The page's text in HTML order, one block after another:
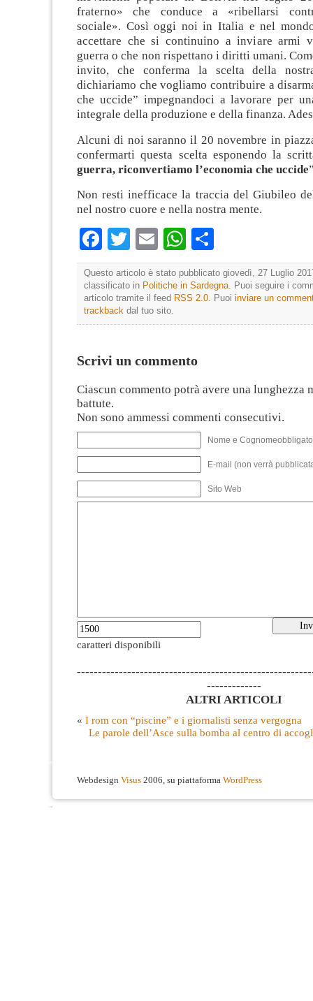
fraterno» che conduce a «ribellarsi
sociale». Così oggi noi in Italia e nel
accettare che si continuino a inviare armi
guerra o che non rispettano i diritti umani.
invito, che conferma la scelta della
dichiariamo che vogliamo contribuire a
che uccide” impegnandoci a lavorare per
integrale della produzione e della finanza.
Alcuni di noi saranno il 20 novembre in
confermarti questa scelta esponendo la
guerra, riconvertiamo l’economia che uccide
Non resti inefficace la traccia del Giubileo
nel nostro cuore e nella nostra mente.
Facebook
TwitterEmailWhatsApp
Questo articolo è stato pubblicato giovedì, 27 Luglio
classificato in Politiche in Sardegna. Puoi seguire i
articolo tramite il feed RSS 2.0. Puoi inviare un
trackback dal tuo sito.
Scrivi un commento
Ciascun commento potrà avere una lunghezza
battute.
Non sono ammessi commenti consecutivi.
Nome e
E-mail (non verrà
Sito Web
caratteri disponibili
-------------
ALTRI ARTICOLI
« I rom con “piscine” e i giornalisti senza vergogna
Le parole dell’Asce sulla bomba al centro di
Webdesign Visus 2006, su piattaforma WordPress